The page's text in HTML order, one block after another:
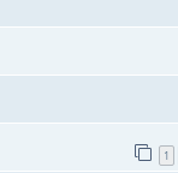
1